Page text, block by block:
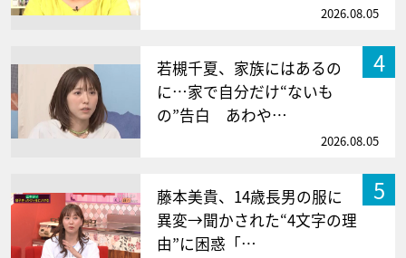
2026.08.05
4
若槻千夏、家族にはあるの
に…家で自分だけ“ないも
の”告白 あわや…
2026.08.05
5
藤本美貴、14歳長男の服に
異変→聞かされた“4文字の理
由”に困惑「…